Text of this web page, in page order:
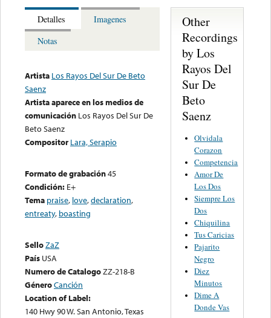
Detalles
Imagenes
Notas
Artista Los Rayos Del Sur De Beto
Saenz
Artista aparece en los medios de
comunicación Los Rayos Del Sur De
Beto Saenz
Compositor Lara, Serapio
Formato de grabación45
Condición: E+
Tema praise, love,declaration,
entreaty, boasting
SelloZaZ
País USA
Numero de CatalogoZZ-218-B
GéneroCanción
Location of Label:
140 Hwy 90 W. San Antonio, Texas
Other
Recordings
by Los
Rayos Del
Sur De
Beto
Saenz
Olvidala
Corazon
Competencia
Amor De
Los Dos
Siempre Los
Dos
Chiquilina
Tus Caricias
Pajarito
Negro
Diez
Minutos
Dime A
Donde Vas